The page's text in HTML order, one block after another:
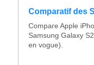
Comparatif des
Compare Apple
Samsung Galaxy
en vogue).